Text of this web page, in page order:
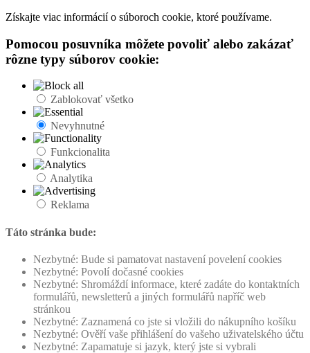
Získajte viac informácií o súboroch cookie, ktoré používame.
Pomocou posuvníka môžete povoliť alebo zakázať
rôzne typy súborov cookie:
Zablokovať všetko
Nevyhnutné
Funkcionalita
Analytika
Reklama
Táto stránka bude:
Nezbytné: Bude si pamatovat nastavení povelení cookies
Nezbytné: Povolí dočasné cookies
Nezbytné: Shromáždí informace, které zadáte do kontaktních
formulářů, newsletterů a jiných formulářů napříč web
stránkou
Nezbytné: Zaznamená co jste si vložili do nákupního košíku
Nezbytné: Ověří vaše přihlášení do vašeho uživatelského účtu
Nezbytné: Zapamatuje si jazyk, který jste si vybrali